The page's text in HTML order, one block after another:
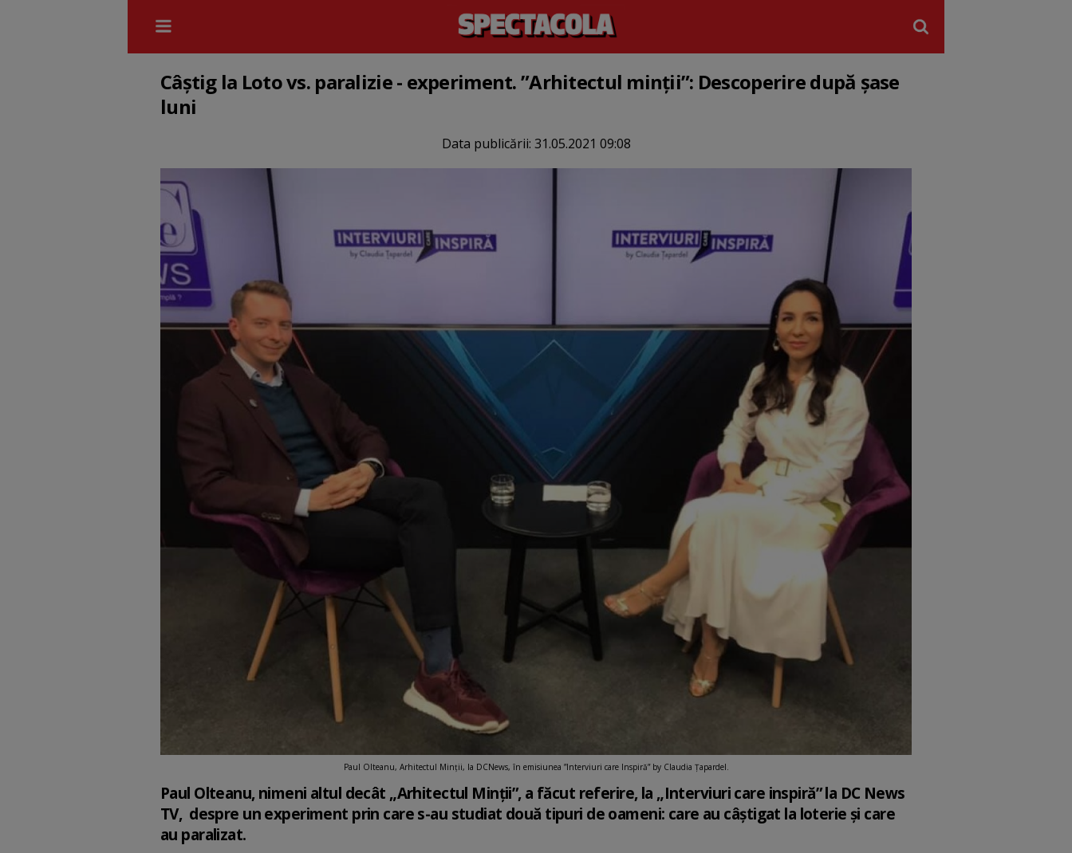
Câștig la Loto vs. paralizie - experiment. ”Arhitectul minții”: Descoperire după șase
luni
Data publicării: 31.05.2021 09:08
Paul Olteanu, Arhitectul Minții, la DCNews, în emisiunea ”Interviuri care Inspiră” by Claudia Țapardel.
Paul Olteanu, nimeni altul decât „Arhitectul Minții”, a făcut referire, la „Interviuri care inspiră” la DC News
TV, despre un experiment prin care s-au studiat două tipuri de oameni: care au câștigat la loterie și care
au paralizat.